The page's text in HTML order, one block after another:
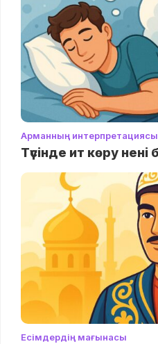
Арманның интерпретациясы
Түсінде ит көру нені
Есімдердің мағынасы